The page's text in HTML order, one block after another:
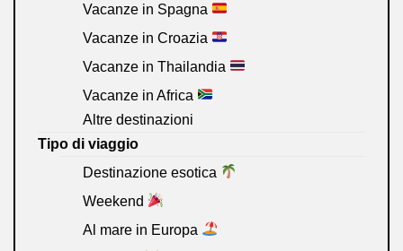
Vacanze in Spagna
Vacanze in Croazia
Vacanze in Thailandia
Vacanze in Africa
Altre destinazioni
Tipo di viaggio
Destinazione esotica
Weekend
Al mare in Europa